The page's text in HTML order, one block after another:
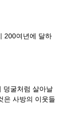
200여년에 달하
덩굴처럼 살아날
은 사방의 이웃들